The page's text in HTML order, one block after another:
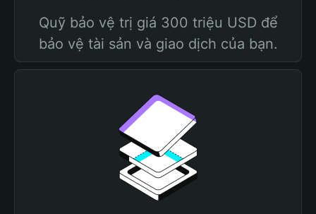
Quỹ bảo vệ trị giá 300 triệu USD để
bảo vệ tài sản và giao dịch của bạn.